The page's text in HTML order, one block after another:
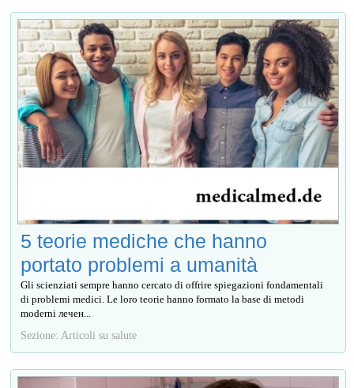
5 teorie mediche che hanno
portato problemi a umanità
Gli scienziati sempre hanno cercato di offrire spiegazioni fondamentali
di problemi medici. Le loro teorie hanno formato la base di metodi
moderni лечен...
Sezione: Articoli su salute